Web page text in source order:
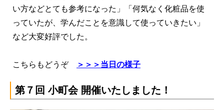
い方などとても参考になった」「何気なく化粧品を使
っていたが、学んだことを意識して使っていきたい」
など大変好評でした。
こちらもどうぞ ＞＞＞当日の様子
第７回 小町会 開催いたしました！